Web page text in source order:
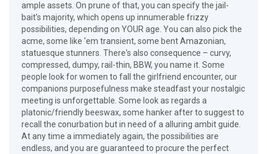
ample assets. On prune of that, you can specify the jail-
bait's majority, which opens up innumerable frizzy
possibilities, depending on YOUR age. You can also pick the
acme, some like 'em transient, some bent Amazonian,
statuesque stunners. There's also consequence – curvy,
compressed, dumpy, rail-thin, BBW, you name it. Some
people look for women to fall the girlfriend encounter, our
companions purposefulness make steadfast your nostalgic
meeting is unforgettable. Some look as regards a
platonic/friendly beeswax, some hanker after to suggest to
recall the conurbation but in need of a alluring ambit guide.
At any time a immediately again, the possibilities are
endless, and you are guaranteed to procure the perfect